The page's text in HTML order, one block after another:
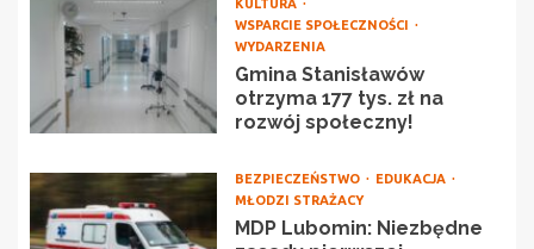
KULTURA
WSPARCIE SPOŁECZNOŚCI
WYDARZENIA
Gmina Stanisławów
otrzyma 177 tys. zł na
rozwój społeczny!
BEZPIECZEŃSTWO
EDUKACJA
MŁODZI STRAŻACY
MDP Lubomin: Niezbędne